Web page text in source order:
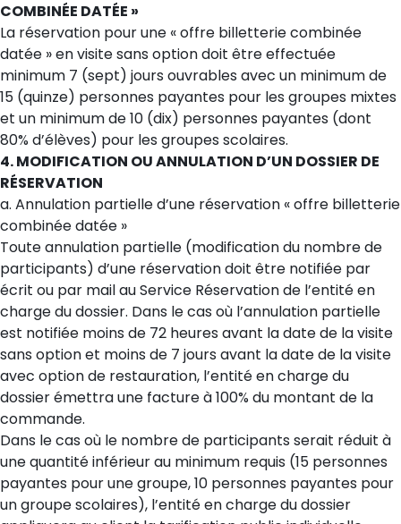
COMBINÉE DATÉE »
La réservation pour une « offre billetterie combinée
datée » en visite sans option doit être effectuée
minimum 7 (sept) jours ouvrables avec un minimum de
15 (quinze) personnes payantes pour les groupes mixtes
et un minimum de 10 (dix) personnes payantes (dont
80% d’élèves) pour les groupes scolaires.
4. MODIFICATION OU ANNULATION D’UN DOSSIER DE
RÉSERVATION
a. Annulation partielle d’une réservation « offre billetterie
combinée datée »
Toute annulation partielle (modification du nombre de
participants) d’une réservation doit être notifiée par
écrit ou par mail au Service Réservation de l’entité en
charge du dossier. Dans le cas où l’annulation partielle
est notifiée moins de 72 heures avant la date de la visite
sans option et moins de 7 jours avant la date de la visite
avec option de restauration, l’entité en charge du
dossier émettra une facture à 100% du montant de la
commande.
Dans le cas où le nombre de participants serait réduit à
une quantité inférieur au minimum requis (15 personnes
payantes pour une groupe, 10 personnes payantes pour
un groupe scolaires), l’entité en charge du dossier